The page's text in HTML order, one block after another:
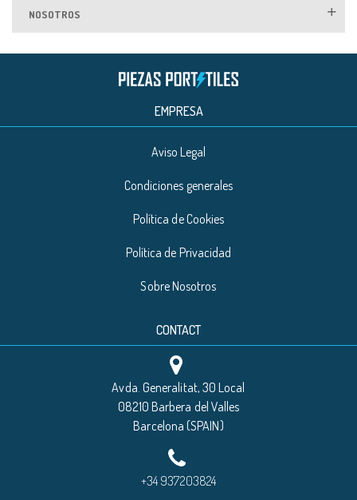
NOSOTROS
EMPRESA
Aviso Legal
Condiciones generales
Política de Cookies
Política de Privacidad
Sobre Nosotros
CONTACT
Avda. Generalitat, 30 Local
08210 Barbera del Valles
Barcelona (SPAIN)
+34 937203824